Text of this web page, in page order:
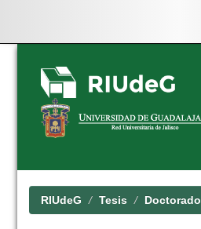
Skip
navigation
RIUdeG Tesis Doctorado